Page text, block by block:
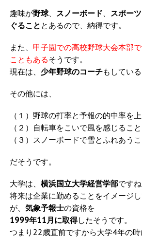
趣味が野球、 スノーボード、 スポー
ぐること とあるので、納得です。
また、 甲子園での高校野球大会本部
こともあるそうです。
現在は、 少年野球のコーチもしてい
その他には、
（１）野球の打率と予報の的中率を
（２）自転車をこいで風を感じること
（３）スノーボードで雪とふれあう
だそうです。
大学は、 横浜国立大学経営学部ですね
将来は企業に勤めることをイメージ
が、 気象予報士の資格を
1999年11月に取得したそうです。
つまり22歳直前ですから大学4年の時